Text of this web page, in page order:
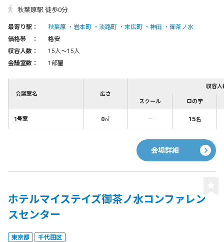
秋葉原駅 徒歩0分
最寄り駅： 秋葉原 岩本町 淡路町 末広町 神田
御茶ノ水
価格帯 ：
格安
収容人数：
15人〜15人
会議室数：
1部屋
会議室名 広さ
収容人
スクール ロの字
1号室 0㎡ － 15名
会場詳細
ホテルマイステイズ御茶ノ水コンファレン
スセンター
東京都 千代田区